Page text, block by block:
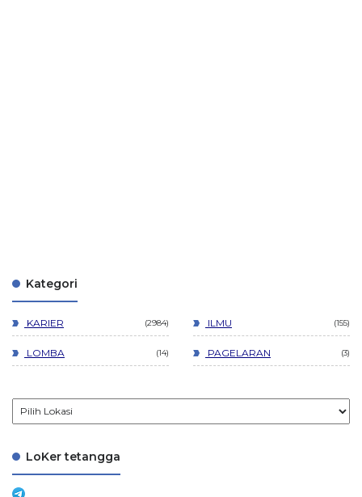
Kategori
KARIER 2984 ILMU 155
LOMBA 14 PAGELARAN 3
LoKer tetangga